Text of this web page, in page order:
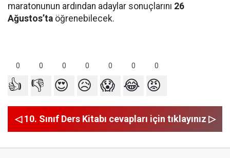
maratonunun ardından adaylar sonuçlarını 26
Ağustos’ta öğrenebilecek.
0 0 0 0 0 0 0
👍 👎 😍 😥 😱 😂 😡
◁ 10. Sınıf Ders Kitabı cevapları için tıklayınız ▷